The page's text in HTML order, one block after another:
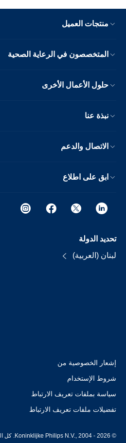
منتجات العميل
المتخصصون في الرعاية الصحية
حلول الأعمال الأخرى
نبذة عنا
الاتصال والدعم
ابق على اطلاع
تحديد الدولة
لبنان (العربية)
إشعار الخصوصية من
شروط الإستخدام
سياسة بملفات تعريف الارتباط
تفضيلات ملفات تعريف الارتباط
© Koninklijke Philips N.V., 2004 - 2026. كل الحقوق محفوظة.